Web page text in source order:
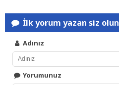
İlk yorum yazan siz olun
Adınız
Yorumunuz